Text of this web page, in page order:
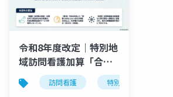
令和8年度改定｜特別地
域訪問看護加算「合計
時間」評価の新区分ロ
を徹底解説
訪問看護 特別地域訪問看護加算